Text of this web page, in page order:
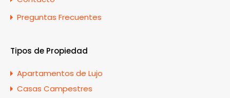
Preguntas Frecuentes
Tipos de Propiedad
Apartamentos de Lujo
Casas Campestres